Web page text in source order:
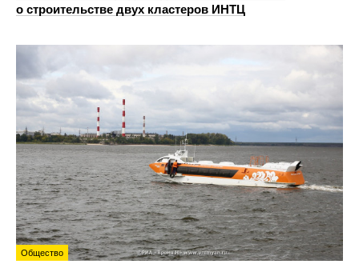
о строительстве двух кластеров ИНТЦ
Общество